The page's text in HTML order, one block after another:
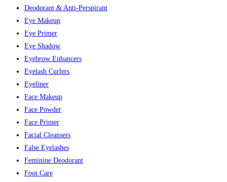
Deodorant & Anti-Perspirant
Eye Makeup
Eye Primer
Eye Shadow
Eyebrow Enhancers
Eyelash Curlers
Eyeliner
Face Makeup
Face Powder
Face Primer
Facial Cleansers
False Eyelashes
Feminine Deodorant
Foot Care